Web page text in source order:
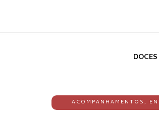
DOCES
ACOMPANHAMENTOS,